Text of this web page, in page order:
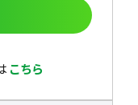
こちら